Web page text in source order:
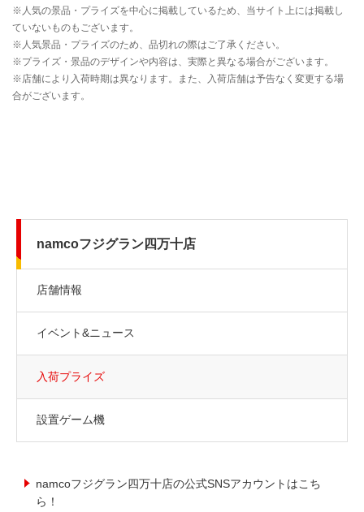
namcoフジグラン四万十店
店舗情報
イベント&ニュース
入荷プライズ
設置ゲーム機
namcoフジグラン四万十店の公式SNSアカウントはこち
ら！